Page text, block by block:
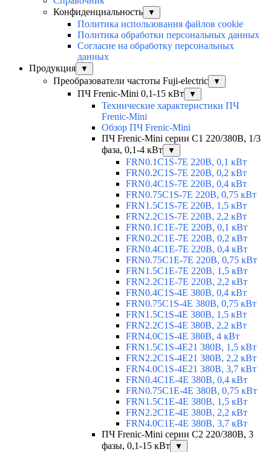
Конфиденциальность
▼
Политика использования файлов cookie
Политика обработки персональных данных
Согласие на обработку персональных
данных
Продукция
▼
Преобразователи частоты Fuji-electric ▼
ПЧ Frenic-Mini 0,1-15 кВт ▼
Технические характеристики ПЧ
Frenic-Mini
Обзор ПЧ Frenic-Mini
ПЧ Frenic-Mini серии C1 220/380В, 1/3
фаза, 0,1-4 кВт
▼
FRN0.1C1S-7E 220В, 0,1 кВт
FRN0.2C1S-7E 220В, 0,2 кВт
FRN0.4C1S-7E 220В, 0,4 кВт
FRN0.75C1S-7E 220В, 0,75 кВт
FRN1.5C1S-7E 220В, 1,5 кВт
FRN2.2C1S-7E 220В, 2,2 кВт
FRN0.1C1E-7E 220В, 0,1 кВт
FRN0.2C1E-7E 220В, 0,2 кВт
FRN0.4C1E-7E 220В, 0,4 кВт
FRN0.75C1E-7E 220В, 0,75 кВт
FRN1.5C1E-7E 220В, 1,5 кВт
FRN2.2C1E-7E 220В, 2,2 кВт
FRN0.4C1S-4E 380В, 0,4 кВт
FRN0.75C1S-4E 380В, 0,75 кВт
FRN1.5C1S-4E 380В, 1,5 кВт
FRN2.2C1S-4E 380В, 2,2 кВт
FRN4.0C1S-4E 380В, 4 кВт
FRN1.5C1S-4E21 380В, 1,5 кВт
FRN2.2C1S-4E21 380В, 2,2 кВт
FRN4.0C1S-4E21 380В, 3,7 кВт
FRN0.4C1E-4E 380В, 0,4 кВт
FRN0.75C1E-4E 380В, 0,75 кВт
FRN1.5C1E-4E 380В, 1,5 кВт
FRN2.2C1E-4E 380В, 2,2 кВт
FRN4.0C1E-4E 380В, 3,7 кВт
ПЧ Frenic-Mini серии С2 220/380В, 3
фазы, 0,1-15 кВт
▼